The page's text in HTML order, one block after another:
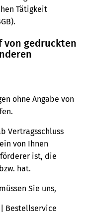
Tätigkeit
von gedruckten
ohne Angabe von
Vertragsschluss
von Ihnen
ist, die
hat.
Sie uns,
Bestellservice